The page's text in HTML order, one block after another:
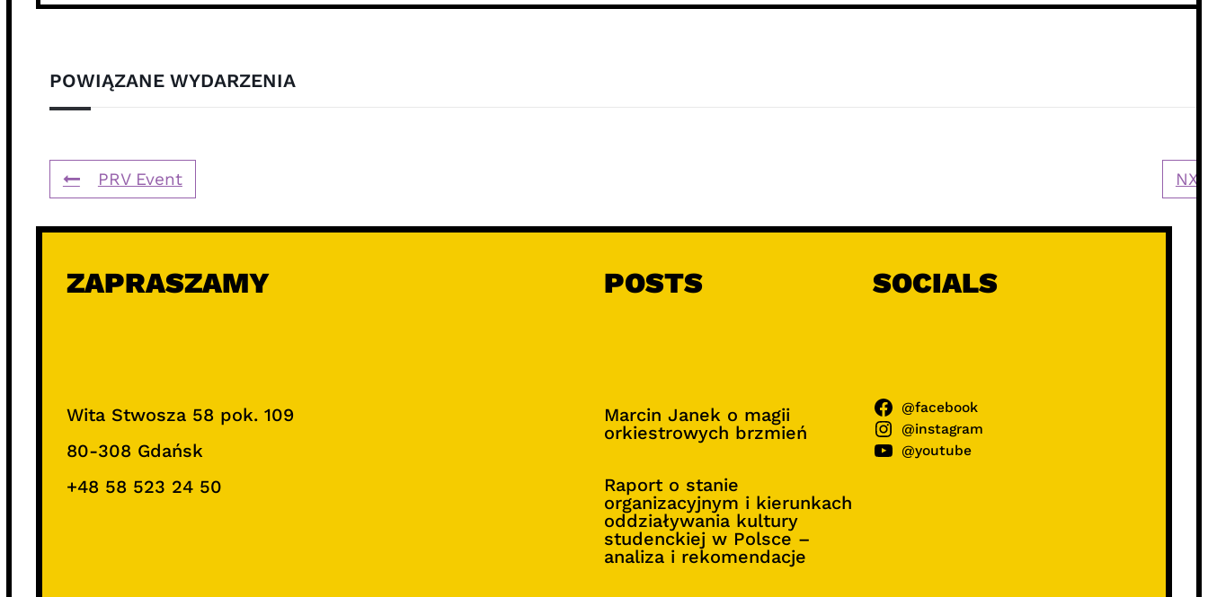
POWIĄZANE WYDARZENIA
PRV Event
ZAPRASZAMY
Wita Stwosza 58 pok. 109
80-308 Gdańsk
+48 58 523 24 50
POSTS
Marcin Janek o magii
orkiestrowych brzmień
Raport o stanie
organizacyjnym i kierunkach
oddziaływania kultury
studenckiej w Polsce –
analiza i rekomendacje
SOCIALS
@facebook
@instagram
@youtube